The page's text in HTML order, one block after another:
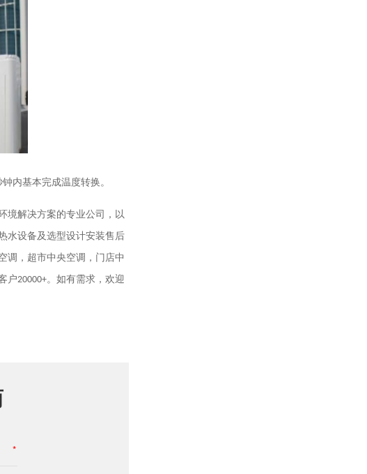
内基本完成温度转换。
境解决方案的专业公司，以
水设备及选型设计安装售后
调，超市中央空调，门店中
户20000+。如有需求，欢迎
*